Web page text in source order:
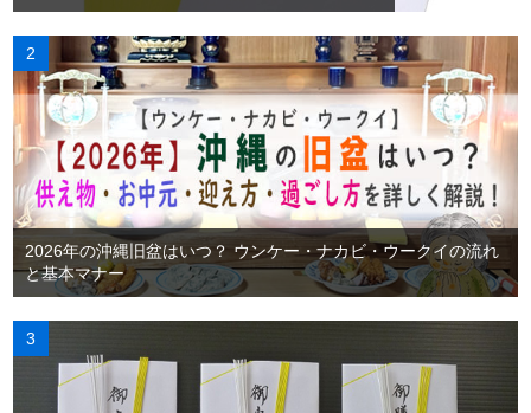
2026年の沖縄旧盆はいつ？ ウンケー・ナカビ・ウークイの流れ
と基本マナー